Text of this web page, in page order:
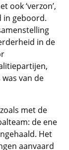
ook ‘verzon’,
in geboord.
in de
van de
met de
de ene
Het
aanvaard